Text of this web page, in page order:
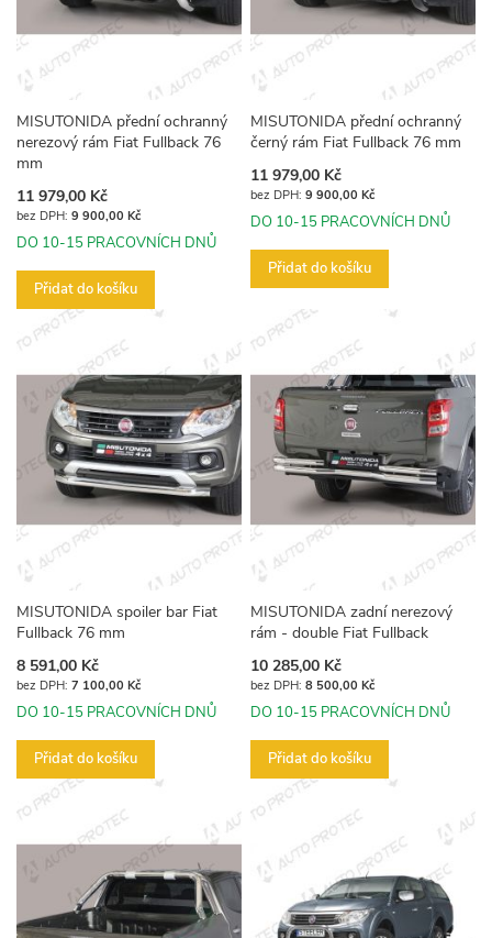
MISUTONIDA přední ochranný
nerezový rám Fiat Fullback 76
mm
11 979,00 Kč
9 900,00 Kč
DO 10-15 PRACOVNÍCH DNŮ
Přidat do košíku
MISUTONIDA přední ochranný
černý rám Fiat Fullback 76 mm
11 979,00 Kč
9 900,00 Kč
DO 10-15 PRACOVNÍCH DNŮ
Přidat do košíku
MISUTONIDA spoiler bar Fiat
Fullback 76 mm
8 591,00 Kč
7 100,00 Kč
DO 10-15 PRACOVNÍCH DNŮ
Přidat do košíku
MISUTONIDA zadní nerezový
rám - double Fiat Fullback
10 285,00 Kč
8 500,00 Kč
DO 10-15 PRACOVNÍCH DNŮ
Přidat do košíku